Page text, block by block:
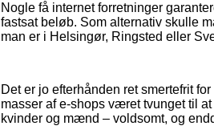
Nogle få internet forretninger
fastsat beløb. Som alternativ skulle
man er i Helsingør, Ringsted eller
Det er jo efterhånden ret smertefrit
masser af e-shops været tvunget til
kvinder og mænd – voldsomt, og